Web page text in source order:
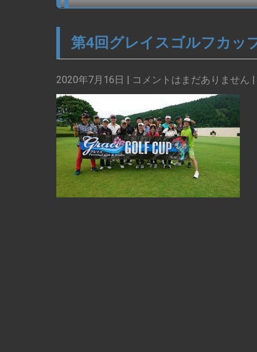
第4回グレイスゴルフカッ
2020年7月16日 | コメントはまだありません |